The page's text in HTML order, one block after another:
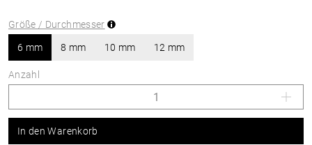
Größe / Durchmesser
6 mm 8 mm 10 mm 12 mm
Anzahl
In den Warenkorb